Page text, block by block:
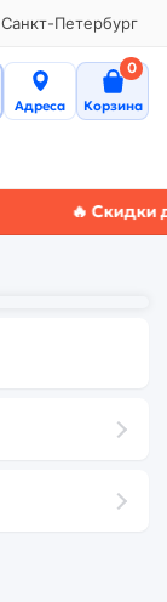
Санкт-Петербург
Адреса Корзина
0
🔥 Скидки до 50%